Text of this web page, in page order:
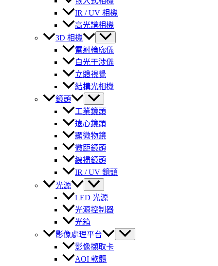
IR / UV 相機
高光譜相機
3D 相機
雷射輪廓儀
白光干涉儀
立體視覺
結構光相機
鏡頭
工業鏡頭
遠心鏡頭
顯微物鏡
微距鏡頭
線掃鏡頭
IR / UV 鏡頭
光源
LED 光源
光源控制器
光箱
影像處理平台
影像擷取卡
AOI 軟體